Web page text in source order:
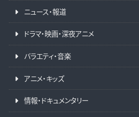
ニュース・報道
ドラマ・映画・深夜アニメ
バラエティ・音楽
アニメ・キッズ
情報・ドキュメンタリー